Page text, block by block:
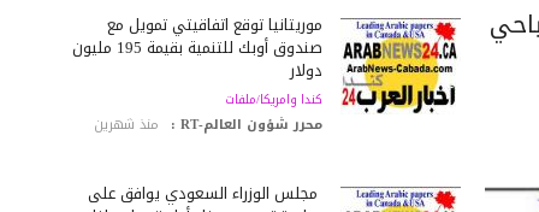
موريتانيا توقع اتفاقيتي تمويل مع
صندوق أوبك للتنمية بقيمة 195 مليون
دولار
كندا وامريكا/ملفات
محرر شؤون العالم-RT : منذ شهرين
مجلس الوزراء السعودي يوافق على